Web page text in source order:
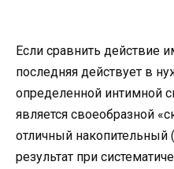
Если сравнить действие
последняя действует в
определенной интимной
является своеобразной
отличный накопительный
результат при